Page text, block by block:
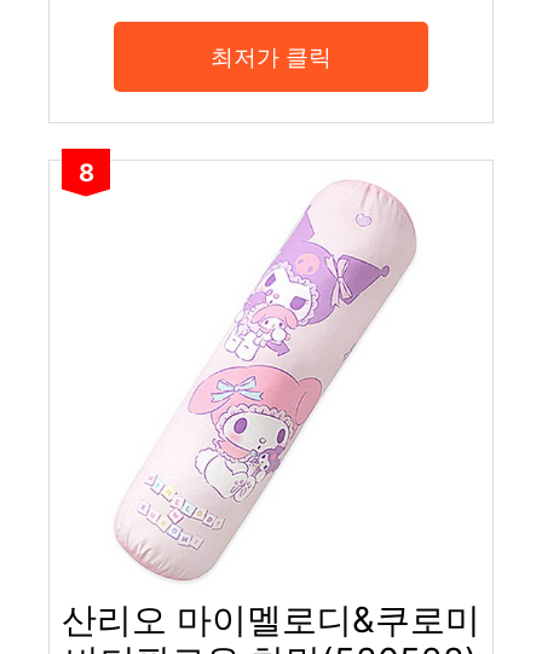
최저가 클릭
8
산리오 마이멜로디&쿠로미